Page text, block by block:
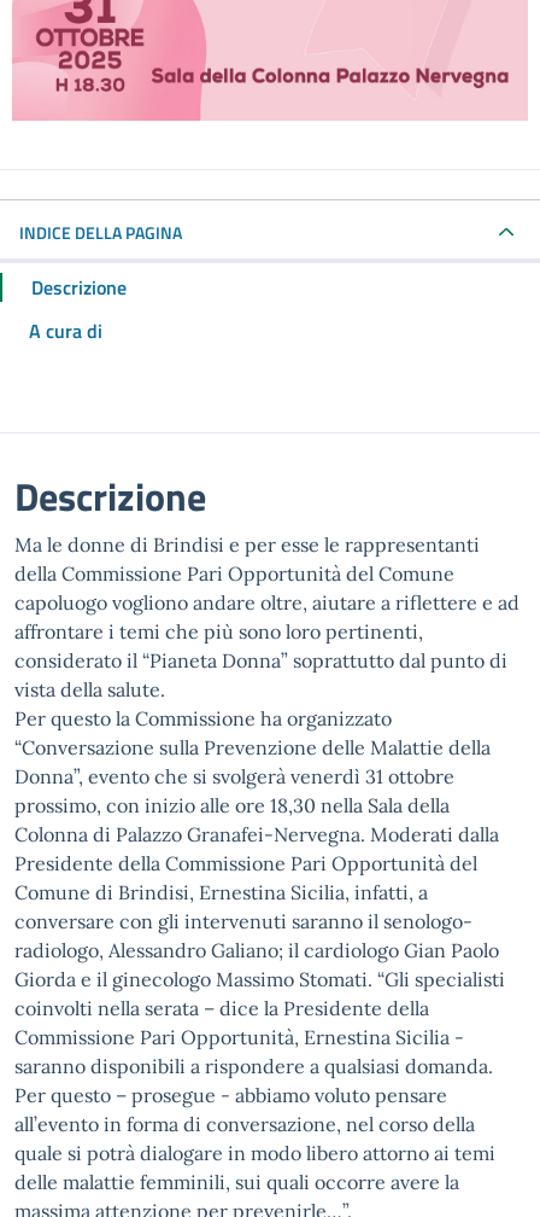
INDICE DELLA PAGINA
Descrizione
A cura di
Descrizione
Ma le donne di Brindisi e per esse le rappresentanti
della Commissione Pari Opportunità del Comune
capoluogo vogliono andare oltre, aiutare a riflettere e ad
affrontare i temi che più sono loro pertinenti,
considerato il “Pianeta Donna” soprattutto dal punto di
vista della salute.
Per questo la Commissione ha organizzato
“Conversazione sulla Prevenzione delle Malattie della
Donna”, evento che si svolgerà venerdì 31 ottobre
prossimo, con inizio alle ore 18,30 nella Sala della
Colonna di Palazzo Granafei-Nervegna. Moderati dalla
Presidente della Commissione Pari Opportunità del
Comune di Brindisi, Ernestina Sicilia, infatti, a
conversare con gli intervenuti saranno il senologo-
radiologo, Alessandro Galiano; il cardiologo Gian Paolo
Giorda e il ginecologo Massimo Stomati. “Gli specialisti
coinvolti nella serata – dice la Presidente della
Commissione Pari Opportunità, Ernestina Sicilia -
saranno disponibili a rispondere a qualsiasi domanda.
Per questo – prosegue - abbiamo voluto pensare
all’evento in forma di conversazione, nel corso della
quale si potrà dialogare in modo libero attorno ai temi
delle malattie femminili, sui quali occorre avere la
massima attenzione per prevenirle…”.